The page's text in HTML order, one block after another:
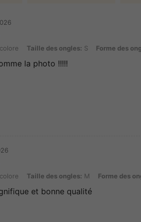
Taille des ongles: S, Forme des ongles:
Taille des ongles: S Forme des
la photo !!!!!
Taille des ongles: M, Forme des ongles:
Taille des ongles: M Forme des
et bonne qualité